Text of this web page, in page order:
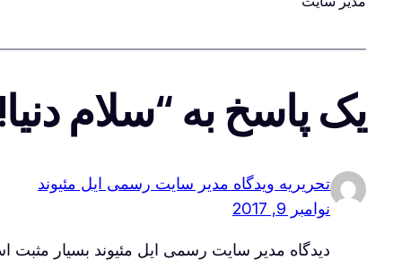
یک پاسخ به “سلام
تحریریه ویدگاه مدیر سایت رسمی ایل مئیوند
نوامبر 9, 2017
دیدگاه مدیر سایت رسمی ایل مئیوند بسیار مثبت